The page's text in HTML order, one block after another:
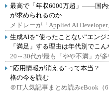
最高で「年収6000万超」――国
が求められるのか
メドレーが「Applied AI Developer
生成AIを“使ったことない”エン
「満足」する理由は年代別でこ
20～30代が最も「やや不満」が多
“応用情報が消える”って本当？
格の今を読む
＠IT人気記事まとめ読みeBook（6